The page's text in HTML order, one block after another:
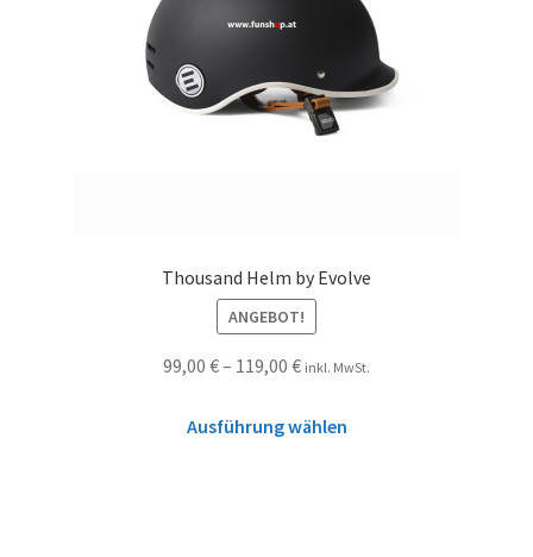
Thousand Helm by Evolve
ANGEBOT!
99,00 €– 119,00 € inkl. MwSt.
Ausführung wählen